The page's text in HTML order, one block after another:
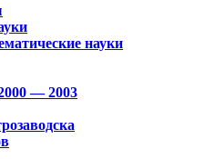
науки
— 2003